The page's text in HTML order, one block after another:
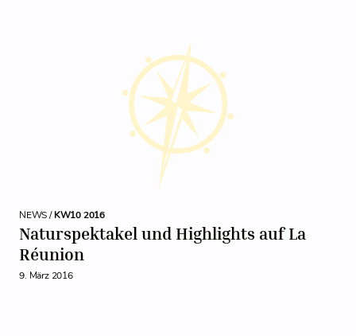
NEWS /KW10 2016
Naturspektakel und Highlights auf La
Réunion
9. März 2016